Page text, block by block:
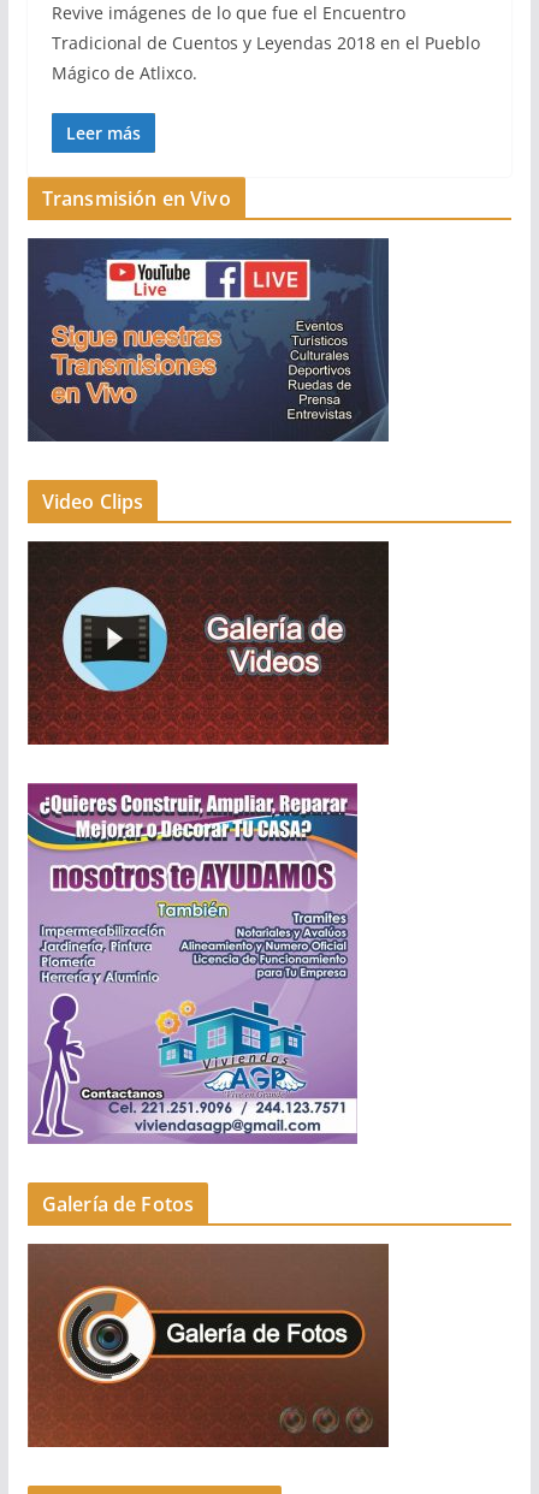
Revive imágenes de lo que fue el Encuentro
Tradicional de Cuentos y Leyendas 2018 en el Pueblo
Mágico de Atlixco.
Leer más
Transmisión en Vivo
Video Clips
Galería de Fotos